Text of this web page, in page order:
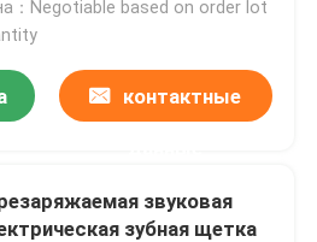
зубная щетка
：Negotiable based on order lot
контактные
звуковая
зубная щетка